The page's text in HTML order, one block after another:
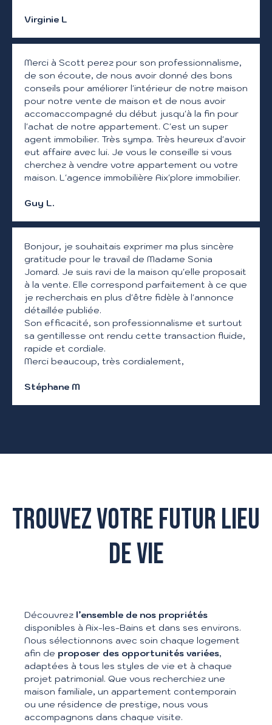
Virginie L
Merci à Scott perez pour son professionnalisme,
de son écoute, de nous avoir donné des bons
conseils pour améliorer l'intérieur de notre maison
pour notre vente de maison et de nous avoir
accomaccompagné du début jusqu'à la fin pour
l'achat de notre appartement. C'est un super
agent immobilier. Très sympa. Très heureux d'avoir
eut affaire avec lui. Je vous le conseille si vous
cherchez à vendre votre appartement ou votre
maison. L'agence immobilière Aix'plore immobilier.
Guy L.
Bonjour, je souhaitais exprimer ma plus sincère
gratitude pour le travail de Madame Sonia
Jomard. Je suis ravi de la maison qu'elle proposait
à la vente. Elle correspond parfaitement à ce que
je recherchais en plus d'être fidèle à l'annonce
détaillée publiée.
Son efficacité, son professionnalisme et surtout
sa gentillesse ont rendu cette transaction fluide,
rapide et cordiale.
Merci beaucoup, très cordialement,
Stéphane M
TROUVEZ VOTRE FUTUR LIEU
DE VIE
Découvrez l’ensemble de nos propriétés
disponibles à Aix-les-Bains et dans ses environs.
Nous sélectionnons avec soin chaque logement
afin de proposer des opportunités variées,
adaptées à tous les styles de vie et à chaque
projet patrimonial. Que vous recherchiez une
maison familiale, un appartement contemporain
ou une résidence de prestige, nous vous
accompagnons dans chaque visite.